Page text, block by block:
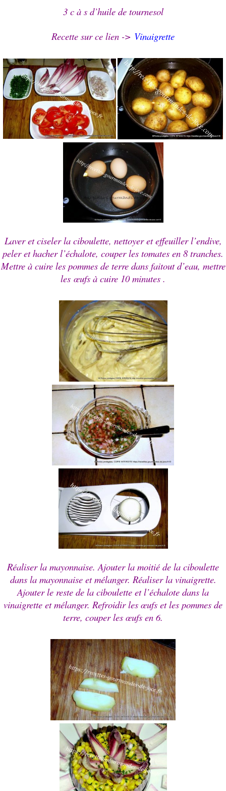
3 c à s d’huile de tournesol
Recette sur ce lien -> Vinaigrette
Laver et ciseler la ciboulette, nettoyer et effeuiller l’endive,
peler et hacher l’échalote, couper les tomates en 8 tranches.
Mettre à cuire les pommes de terre dans faitout d’eau, mettre
les œufs à cuire 10 minutes .
Réaliser la mayonnaise.Ajouter la moitié de la ciboulette
dans la mayonnaise et mélanger. Réaliser la vinaigrette.
Ajouter le reste de la ciboulette et l’échalote dans la
vinaigrette et mélanger. Refroidir les œufs et les pommes de
terre, couper les œufs en 6.